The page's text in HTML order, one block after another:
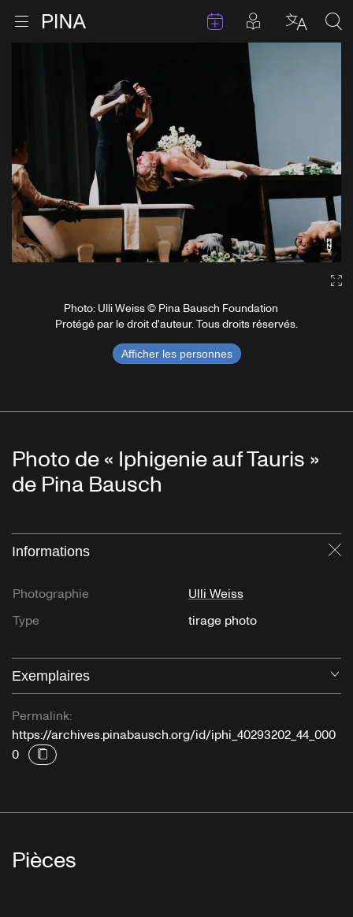
Ouvrir le menu Retour à la page d'accueil Évenements
Articles en
Photo: Ulli Weiss © Pina Bausch Foundation
Protégé par le droit d'auteur. Tous droits réservés.
Afficher les personnes
Photo de « Iphigenie auf Tauris »
de Pina Bausch
Informations
Photographie
Ulli Weiss
Type
tirage photo
Exemplaires
Permalink:
https://archives.pinabausch.org/id/iphi_40293202_44_000
0
Pièces